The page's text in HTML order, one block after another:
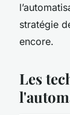
stratégie
encore.
Les